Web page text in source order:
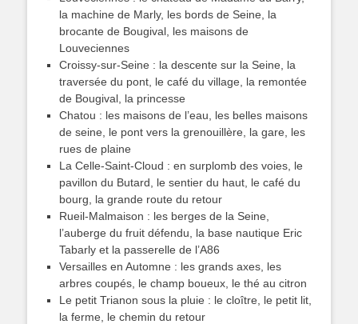
la machine de Marly, les bords de Seine, la
brocante de Bougival, les maisons de
Louveciennes
Croissy-sur-Seine : la descente sur la Seine, la
traversée du pont, le café du village, la remontée
de Bougival, la princesse
Chatou : les maisons de l’eau, les belles maisons
de seine, le pont vers la grenouillère, la gare, les
rues de plaine
La Celle-Saint-Cloud : en surplomb des voies, le
pavillon du Butard, le sentier du haut, le café du
bourg, la grande route du retour
Rueil-Malmaison : les berges de la Seine,
l’auberge du fruit défendu, la base nautique Eric
Tabarly et la passerelle de l’A86
Versailles en Automne : les grands axes, les
arbres coupés, le champ boueux, le thé au citron
Le petit Trianon sous la pluie : le cloître, le petit lit,
la ferme, le chemin du retour